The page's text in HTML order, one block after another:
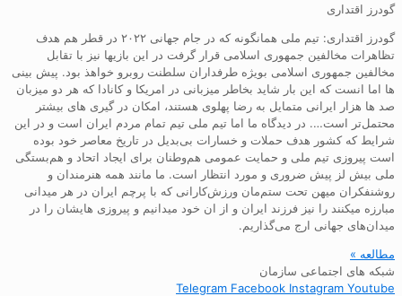
گودرز اقتداری
گودرز اقتداری: تیم ملی همانگونه که در جام جهانی ۲۰۲۲ در قطر هم هدف
تظاهرات مخالفین جمهوری اسلامی قرار گرفت در این بازیها نیز با تقابل
مخالفین جمهوری اسلامی بویژه طرفداران سلطنت روبرو خواهذ بود. پیش بینی
ها اما انست که این بار شاید بخاطر میزبانی در امریکا و کانادا که هر دو میزبان
صد ها هزار ایرانی متمایل به رضا پهلوی هستند، امکان در گیری های بیشتر
محتمل‌تر است…. در دیدگاه ما اما تیم ملی تیم تمام مردم ایران است و در این
شرایط که کشور هدف حملات و خسارات بی‌بدیل در تاریخ معاصر خود بوده
است پیروزی تیم ملی و حمایت عمومی هم‌وطنان برای ایجاد اتحاد و هم‌بستگی
ملی بیش لز پیش ضروری و مورد انتظار است. ما مانند همه هنرمندان و
روشنفکران میهن تحت ستم‌مان ورزش‌کارانی که با پرچم ایران در هر میدانی
مبارزه میکنند را نیز فرزند ایران و از ان خود میدانیم و پیروزی هایشان را در
میدان‌های جهانی ارج می‌گذاریم.
مطالعه »
شبکه های اجتماعی سازمان
Telegram Facebook Instagram Youtube